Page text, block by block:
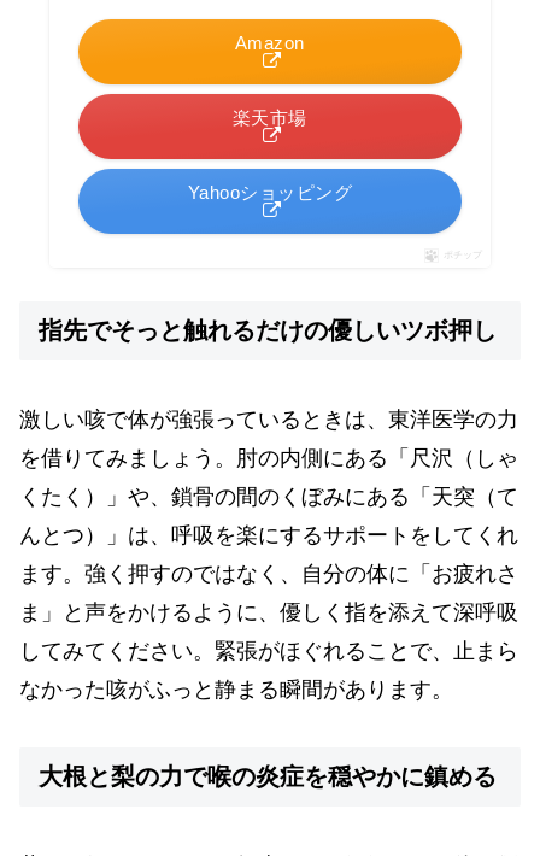
Amazon
楽天市場
Yahooショッピング
ポチップ
指先でそっと触れるだけの優しいツボ押し
激しい咳で体が強張っているときは、東洋医学の力
を借りてみましょう。肘の内側にある「尺沢（しゃ
くたく）」や、鎖骨の間のくぼみにある「天突（て
んとつ）」は、呼吸を楽にするサポートをしてくれ
ます。強く押すのではなく、自分の体に「お疲れさ
ま」と声をかけるように、優しく指を添えて深呼吸
してみてください。緊張がほぐれることで、止まら
なかった咳がふっと静まる瞬間があります。
大根と梨の力で喉の炎症を穏やかに鎮める